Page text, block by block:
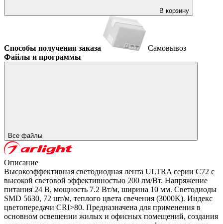
В корзину
Способы получения заказа
Самовывоз
Файлы и программы
Все файлы
Описание
Высокоэффективная светодиодная лента ULTRA серии C72 с
высокой световой эффективностью 200 лм/Вт. Напряжение
питания 24 В, мощность 7.2 Вт/м, ширина 10 мм. Светодиоды
SMD 5630, 72 шт/м, теплого цвета свечения (3000K). Индекс
цветопередачи CRI>80. Предназначена для применения в
основном освещении жилых и офисных помещений, создания